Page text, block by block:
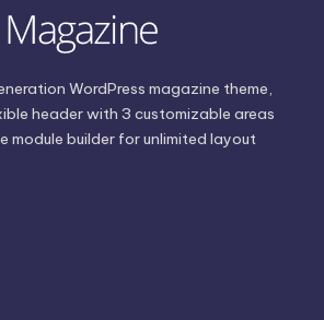
WordPress magazine theme,
header with 3 customizable areas
builder for unlimited layout